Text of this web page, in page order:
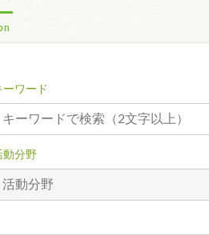
ーワード
動分野